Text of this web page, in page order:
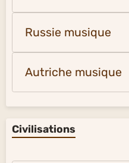
Russie musique
Autriche musique
Civilisations